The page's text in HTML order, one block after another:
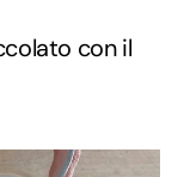
con il